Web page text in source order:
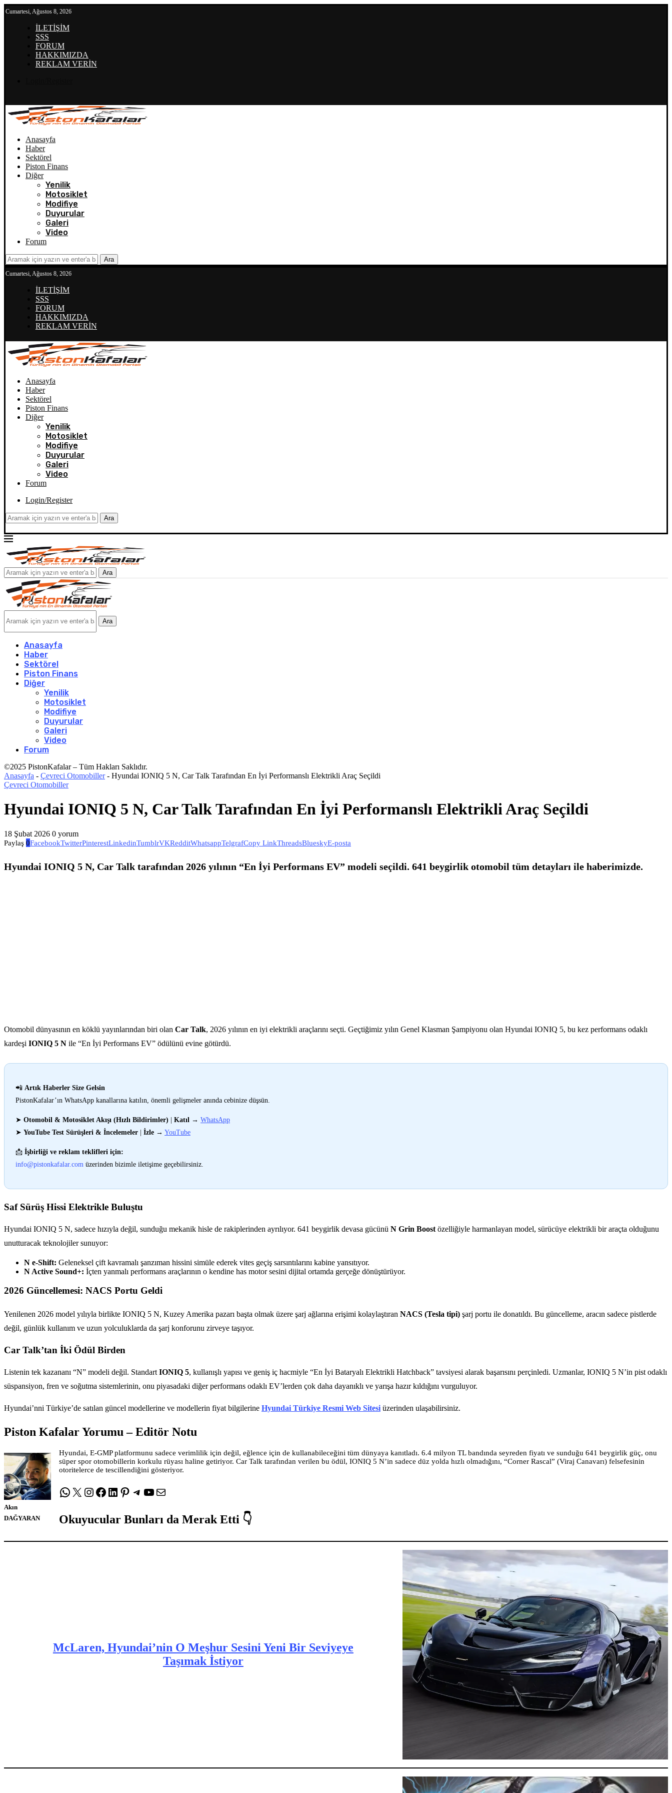
Cumartesi, Ağustos 8, 2026
İLETİŞİM
SSS
FORUM
HAKKIMIZDA
REKLAM VERİN
Anasayfa
Haber
Sektörel
Piston Finans
Diğer
Yenilik
Motosiklet
Modifiye
Duyurular
Galeri
Video
Forum
Ara
Cumartesi, Ağustos 8, 2026
İLETİŞİM
SSS
FORUM
HAKKIMIZDA
REKLAM VERİN
Anasayfa
Haber
Sektörel
Piston Finans
Diğer
Yenilik
Motosiklet
Modifiye
Duyurular
Galeri
Video
Forum
Login/Register
Ara
Ara
Ara
Anasayfa
Haber
Sektörel
Piston Finans
Diğer
Yenilik
Motosiklet
Modifiye
Duyurular
Galeri
Video
Forum
©2025 PistonKafalar – Tüm Hakları Saklıdır.
Anasayfa - Çevreci Otomobiller- Hyundai IONIQ 5 N, Car Talk Tarafından En İyi Performanslı Elektrikli Araç Seçildi
Çevreci Otomobiller
Hyundai IONIQ 5 N, Car Talk Tarafından En İyi Performanslı Elektrikli Araç Seçildi
18 Şubat 2026 0 yorum
Paylaş 0FacebookTwitterPinterestLinkedinTumblrVKRedditWhatsappTelgrafCopy LinkThreadsBlueskyE-posta
Hyundai IONIQ 5 N, Car Talk tarafından 2026 yılının “En İyi Performans EV” modeli seçildi. 641 beygirlik otomobil tüm detayları ile haberimizde.
Otomobil dünyasının en köklü yayınlarından biri olan Car Talk, 2026 yılının en iyi elektrikli araçlarını seçti. Geçtiğimiz yılın Genel Klasman Şampiyonu olan Hyundai IONIQ 5, bu kez performans odaklı
kardeşi IONIQ 5 N ile “En İyi Performans EV” ödülünü evine götürdü.
📲 Artık Haberler Size Gelsin
PistonKafalar’ın WhatsApp kanallarına katılın, önemli gelişmeler anında cebinize düşsün.
➤ Otomobil & Motosiklet Akışı (Hızlı Bildirimler) Katıl → WhatsApp
➤ YouTube Test Sürüşleri & İncelemeler İzle → YouTube
📩 İşbirliği ve reklam teklifleri için:
info@pistonkafalar.com üzerinden bizimle iletişime geçebilirsiniz.
Saf Sürüş Hissi Elektrikle Buluştu
Hyundai IONIQ 5 N, sadece hızıyla değil, sunduğu mekanik hisle de rakiplerinden ayrılıyor. 641 beygirlik devasa gücünü N Grin Boost özelliğiyle harmanlayan model, sürücüye elektrikli bir araçta olduğunu
unutturacak teknolojiler sunuyor:
N e-Shift: Geleneksel çift kavramalı şanzıman hissini simüle ederek vites geçiş sarsıntılarını kabine yansıtıyor.
N Active Sound+: İçten yanmalı performans araçlarının o kendine has motor sesini dijital ortamda gerçeğe dönüştürüyor.
2026 Güncellemesi: NACS Portu Geldi
Yenilenen 2026 model yılıyla birlikte IONIQ 5 N, Kuzey Amerika pazarı başta olmak üzere şarj ağlarına erişimi kolaylaştıran NACS (Tesla tipi) şarj portu ile donatıldı. Bu güncelleme, aracın sadece pistlerde
değil, günlük kullanım ve uzun yolculuklarda da şarj konforunu zirveye taşıyor.
Car Talk’tan İki Ödül Birden
Listenin tek kazananı “N” modeli değil. Standart IONIQ 5, kullanışlı yapısı ve geniş iç hacmiyle “En İyi Bataryalı Elektrikli Hatchback” tavsiyesi alarak başarısını perçinledi. Uzmanlar, IONIQ 5 N’in pist odaklı
süspansiyon, fren ve soğutma sistemlerinin, onu piyasadaki diğer performans odaklı EV’lerden çok daha dayanıklı ve yarışa hazır kıldığını vurguluyor.
Hyundai’nni Türkiye’de satılan güncel modellerine ve modellerin fiyat bilgilerine Hyundai Türkiye Resmi Web Sitesi üzerinden ulaşabilirsiniz.
Piston Kafalar Yorumu – Editör Notu
Akın
DAĞYARAN
Hyundai, E-GMP platformunu sadece verimlilik için değil, eğlence için de kullanabileceğini tüm dünyaya kanıtladı. 6.4 milyon TL bandında seyreden fiyatı ve sunduğu 641 beygirlik güç, onu
süper spor otomobillerin korkulu rüyası haline getiriyor. Car Talk tarafından verilen bu ödül, IONIQ 5 N’in sadece düz yolda hızlı olmadığını, “Corner Rascal” (Viraj Canavarı) felsefesinin
otoritelerce de tescillendiğini gösteriyor.
WhatsApp
X Instagram
Facebook
LinkedIn
Pinterest
Telegram
YouTube
E-posta
Okuyucular Bunları da Merak Etti 👇
McLaren, Hyundai’nin O Meşhur Sesini Yeni Bir Seviyeye
Taşımak İstiyor